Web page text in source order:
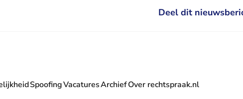
Deel dit
Rechtspraak.nl
Rechtspraak.nl
verlaat Rechtspraak.nl
- U verlaat Rechtspraak.nl
nieuwsbrief - U verlaat Rechtspraak.nl
SpoofingVacatures
- U verlaat Rechtspraak.nl
ArchiefOver rechtspraak.nl